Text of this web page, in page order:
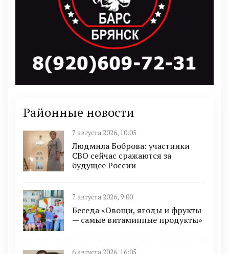
Районные новости
7 августа 2026, 10:05
Людмила Боброва: участники
СВО сейчас сражаются за
будущее России
7 августа 2026, 9:00
Беседа «Овощи, ягоды и фрукты
— самые витаминные продукты»
6 августа 2026, 16:05